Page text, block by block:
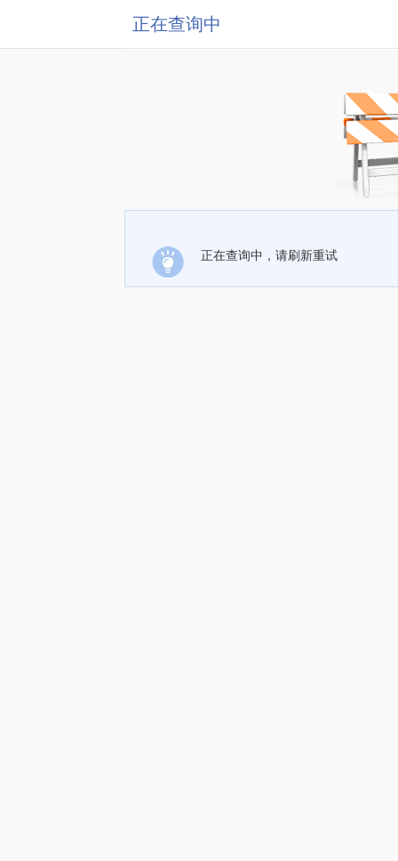
正在查询中
正在查询中，请刷新重试